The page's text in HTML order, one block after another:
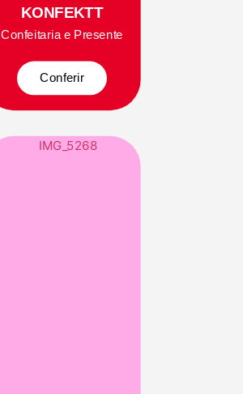
KONFEKTT
Confeitaria e Presente
Conferir